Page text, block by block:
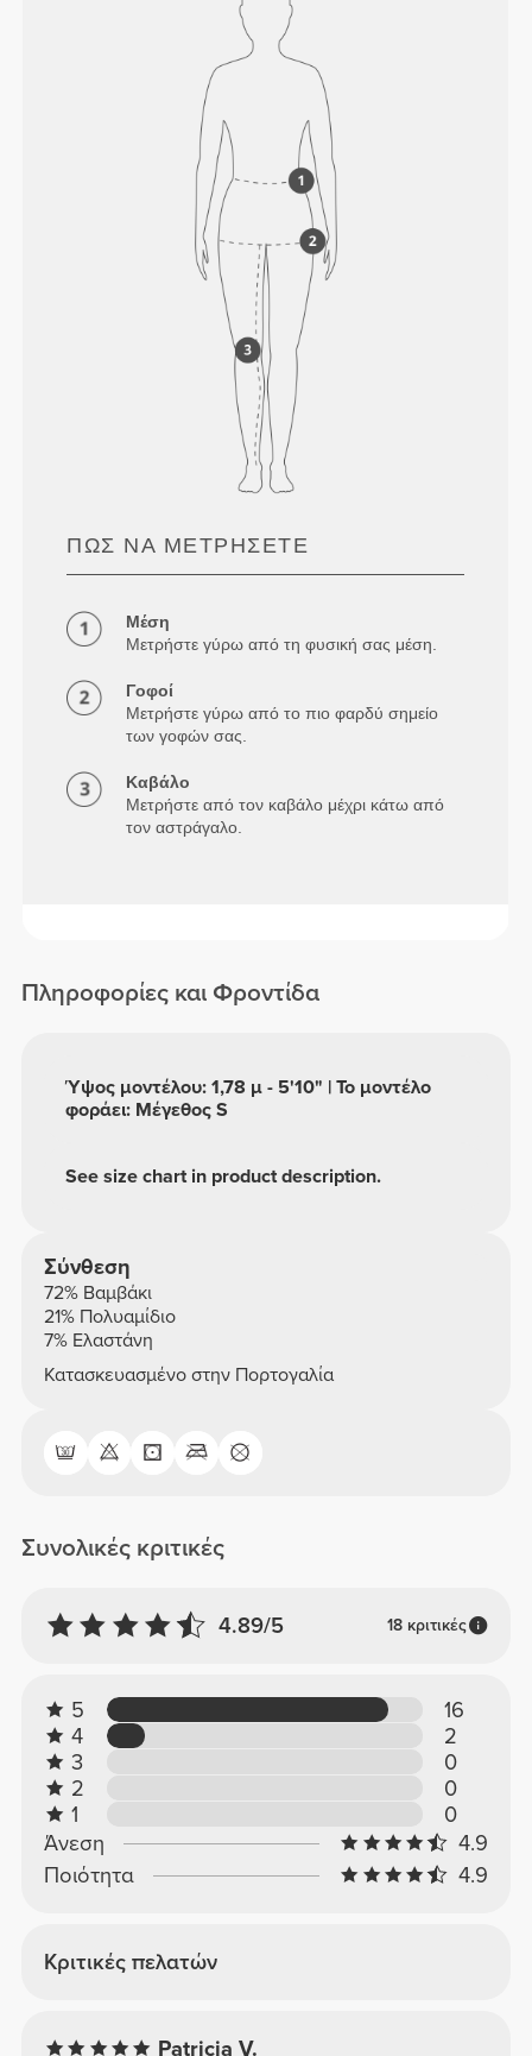
ΠΏΣ ΝΑ ΜΕΤΡΉΣΕΤΕ
Μέση
Μετρήστε γύρω από τη φυσική σας μέση.
Γοφοί
Μετρήστε γύρω από το πιο φαρδύ σημείο
των γοφών σας.
Καβάλο
Μετρήστε από τον καβάλο μέχρι κάτω από
τον αστράγαλο.
Πληροφορίες και Φροντίδα
See size chart in product description.
Ύψος μοντέλου: 1,78 μ - 5'10" | Το μοντέλο
φοράει: Μέγεθος S
Σύνθεση
72% Βαμβάκι
21% Πολυαμίδιο
7% Ελαστάνη
Κατασκευασμένο στην Πορτογαλία
Συνολικές κριτικές
4.89/5 18 κριτικές
5
16
4
2
3
0
2
0
1
0
Άνεση
4.9
Ποιότητα
4.9
Κριτικές πελατών
Patricia V.